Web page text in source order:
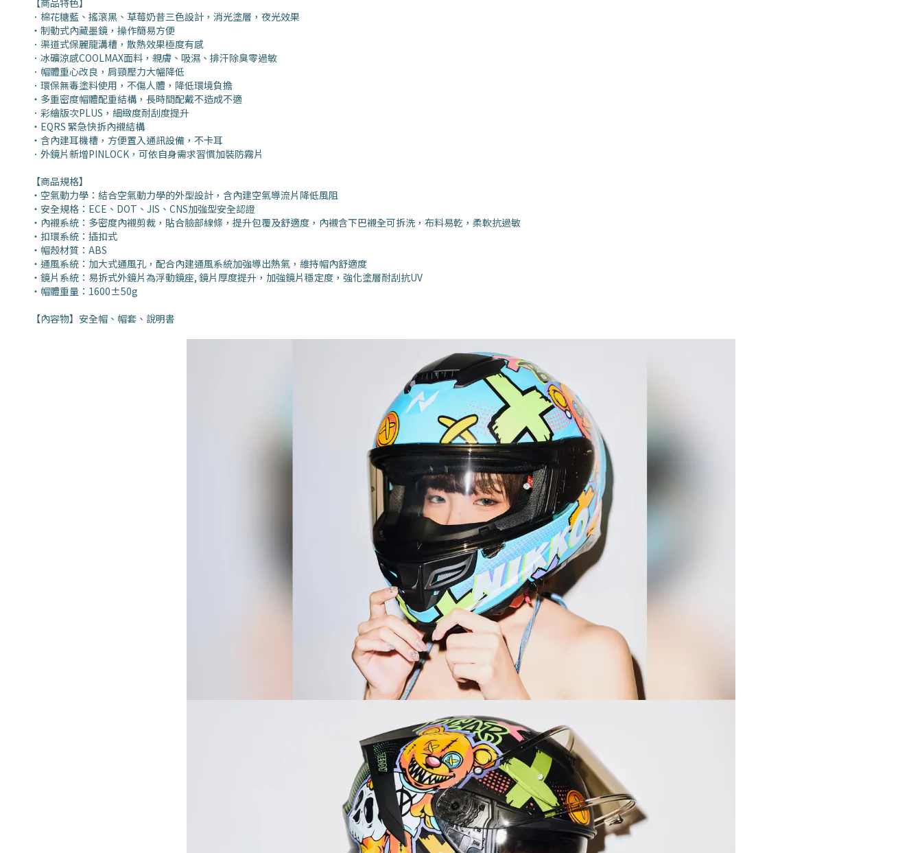
【商品特色】
．棉花糖藍、搖滾黑、草莓奶昔三色設計，消光塗層，夜光效果
・制動式內藏墨鏡，操作簡易方便
．渠道式保麗龍溝槽，散熱效果極度有感
．冰礦涼感COOLMAX面料，親膚、吸濕、排汗除臭零過敏
．帽體重心改良，肩頸壓力大幅降低
．環保無毒塗料使用，不傷人體，降低環境負擔
・多重密度帽體配重結構，長時間配戴不造成不適
．彩繪版次PLUS，細緻度耐刮度提升
・EQRS 緊急快拆內襯結構
・含內建耳機槽，方便置入通訊設備，不卡耳
．外鏡片新增PINLOCK，可依自身需求習慣加裝防霧片
【商品規格】
・空氣動力學：結合空氣動力學的外型設計，含內建空氣導流片降低風阻
・安全規格：ECE、DOT、JIS、CNS加強型安全認證
・內襯系統：多密度內襯剪裁，貼合臉部線條，提升包覆及舒適度，內襯含下巴襯全可拆洗，布料易乾，柔軟抗過敏
・扣環系統：插扣式
・帽殼材質：ABS
・通風系統：加大式通風孔，配合內建通風系統加強導出熱氣，維持帽內舒適度
・鏡片系統：易拆式外鏡片為浮動鏡座, 鏡片厚度提升，加強鏡片穩定度，強化塗層耐刮抗UV
・帽體重量：1600±50g
【內容物】安全帽、帽套、說明書